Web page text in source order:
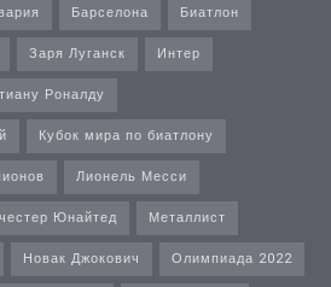
Барселона
Биатлон
Заря Луганск
Интер
Роналду
Кубок мира по биатлону
Лионель Месси
Юнайтед
Металлист
Новак Джокович
Олимпиада 2022